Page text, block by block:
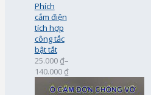
Phích
cắm điện
tích hợp
công tắc
bật tắt
25.000 ₫–
140.000 ₫